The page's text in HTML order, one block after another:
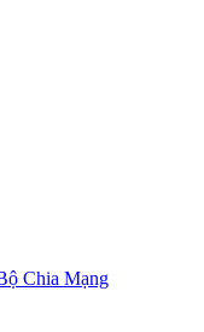
Chia Mạng